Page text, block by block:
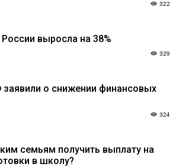
322
выросла на 38%
329
о снижении финансовых
324
семьям получить выплату на
в школу?